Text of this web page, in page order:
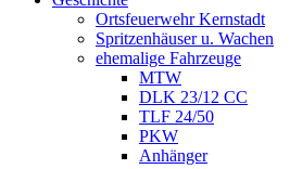
Ortsfeuerwehr Kernstadt
Spritzenhäuser u. Wachen
ehemalige Fahrzeuge
MTW
DLK 23/12 CC
TLF 24/50
PKW
Anhänger